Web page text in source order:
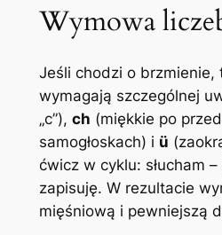
Wymowa
Jeśli chodzi o brzmienie,
wymagają szczególnej
„c”), ch (miękkie po
samogłoskach) i ü
ćwicz w cyklu: słucham
zapisuję. W rezultacie
mięśniową i pewniejszą